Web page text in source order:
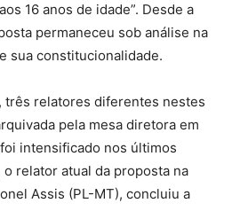
16 anos de idade”. Desde a
permaneceu sob análise na
sua constitucionalidade.
três relatores diferentes nestes
pela mesa diretora em
intensificado nos últimos
relator atual da proposta na
Assis (PL-MT), concluiu a